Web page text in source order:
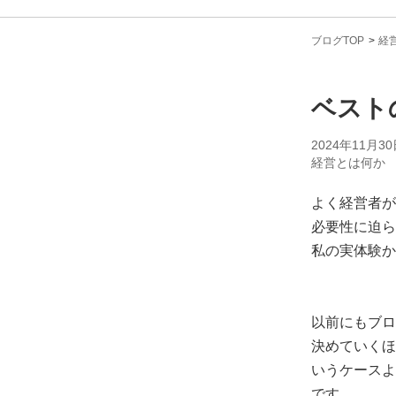
ブログTOP 経
ベスト
2024年11月30
経営とは何か
よく経営者
必要性に迫
私の実体験
以前にもブ
決めていく
いうケース